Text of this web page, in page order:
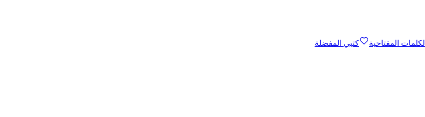
الكلمات المفتاحية
كتبي المفضلة